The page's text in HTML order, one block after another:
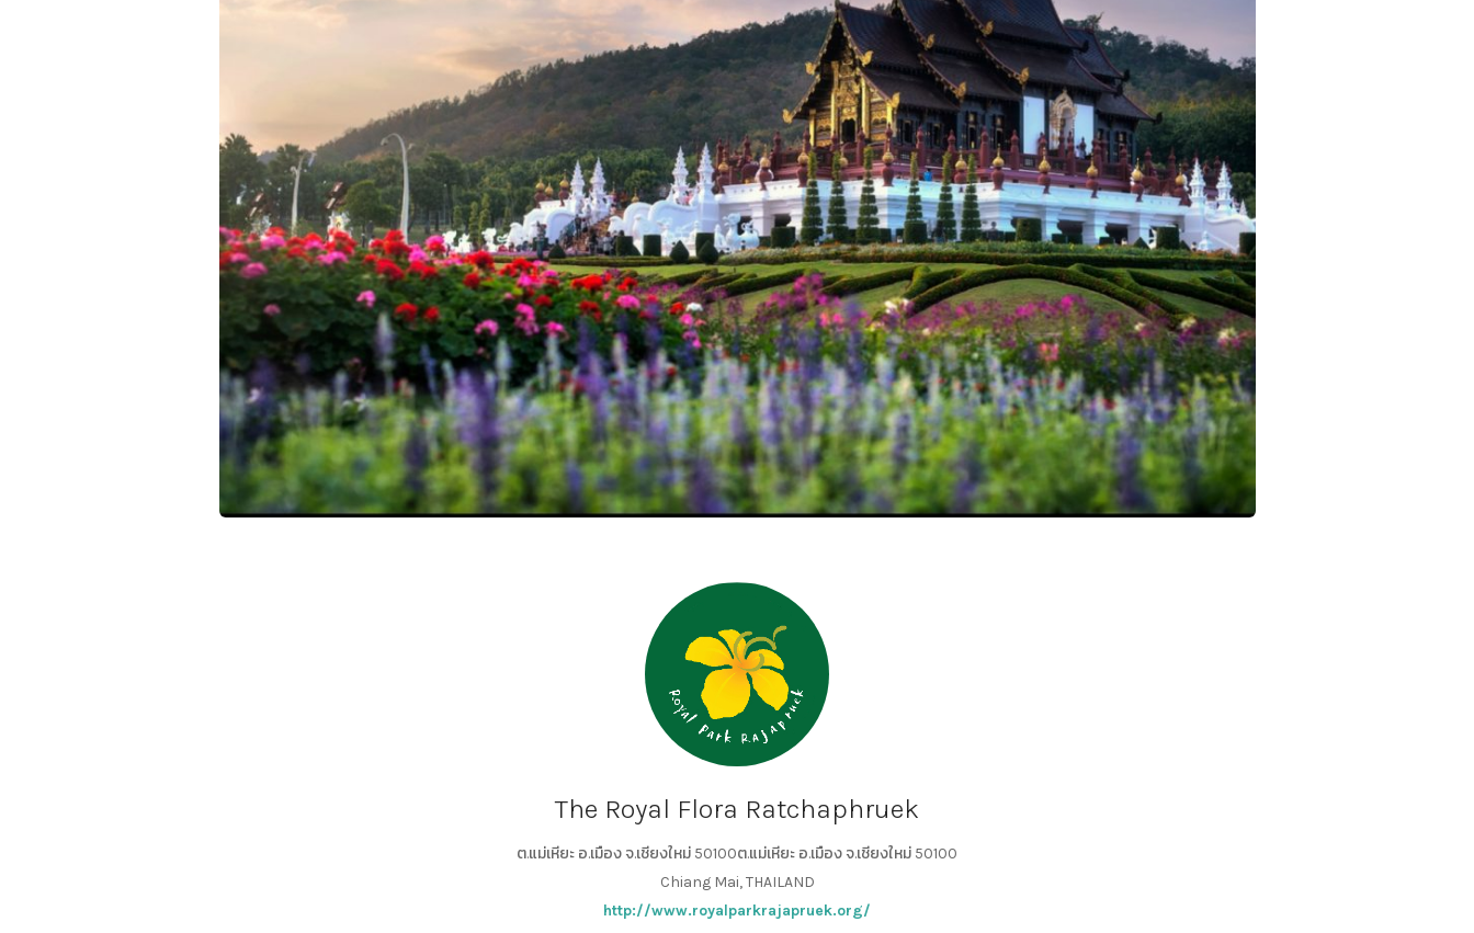
The Royal Flora Ratchaphruek
ต.แม่เหียะ อ.เมือง จ.เชียงใหม่ 50100ต.แม่เหียะ อ.เมือง จ.เชียงใหม่ 50100
Chiang Mai, THAILAND
http://www.royalparkrajapruek.org/